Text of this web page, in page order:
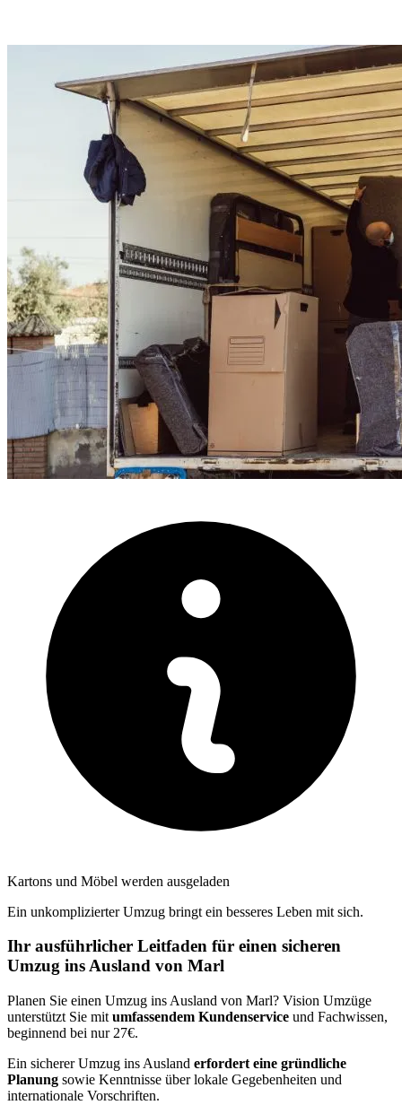
Kartons und Möbel werden ausgeladen
Ein unkomplizierter Umzug bringt ein besseres Leben mit sich.
Ihr ausführlicher Leitfaden für einen sicheren
Umzug ins Ausland von Marl
Planen Sie einen Umzug ins Ausland von Marl? Vision Umzüge
unterstützt Sie mit umfassendem Kundenservice und Fachwissen,
beginnend bei nur 27€.
Ein sicherer Umzug ins Ausland erfordert eine gründliche
Planung sowie Kenntnisse über lokale Gegebenheiten und
internationale Vorschriften.